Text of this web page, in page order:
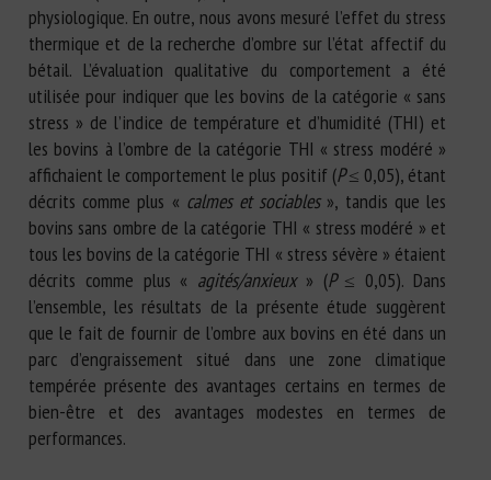
physiologique. En outre, nous avons mesuré l’effet du stress
thermique et de la recherche d’ombre sur l’état affectif du
bétail. L’évaluation qualitative du comportement a été
utilisée pour indiquer que les bovins de la catégorie « sans
stress » de l’indice de température et d’humidité (THI) et
les bovins à l’ombre de la catégorie THI « stress modéré »
affichaient le comportement le plus positif (P≤ 0,05), étant
décrits comme plus « calmes et sociables», tandis que les
bovins sans ombre de la catégorie THI « stress modéré » et
tous les bovins de la catégorie THI « stress sévère » étaient
décrits comme plus « agités/anxieux» (P ≤ 0,05). Dans
l’ensemble, les résultats de la présente étude suggèrent
que le fait de fournir de l’ombre aux bovins en été dans un
parc d’engraissement situé dans une zone climatique
tempérée présente des avantages certains en termes de
bien-être et des avantages modestes en termes de
performances.